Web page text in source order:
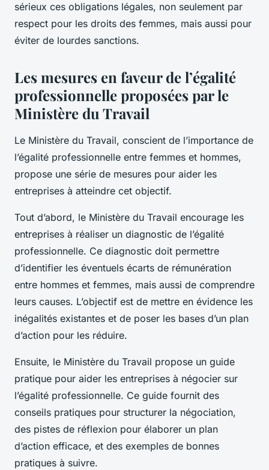
sérieux ces obligations légales, non seulement par
respect pour les droits des femmes, mais aussi pour
éviter de lourdes sanctions.
Les mesures en faveur de l’égalité
professionnelle proposées par le
Ministère du Travail
Le Ministère du Travail, conscient de l’importance de
l’égalité professionnelle entre femmes et hommes,
propose une série de mesures pour aider les
entreprises à atteindre cet objectif.
Tout d’abord, le Ministère du Travail encourage les
entreprises à réaliser un diagnostic de l’égalité
professionnelle. Ce diagnostic doit permettre
d’identifier les éventuels écarts de rémunération
entre hommes et femmes, mais aussi de comprendre
leurs causes. L’objectif est de mettre en évidence les
inégalités existantes et de poser les bases d’un plan
d’action pour les réduire.
Ensuite, le Ministère du Travail propose un guide
pratique pour aider les entreprises à négocier sur
l’égalité professionnelle. Ce guide fournit des
conseils pratiques pour structurer la négociation,
des pistes de réflexion pour élaborer un plan
d’action efficace, et des exemples de bonnes
pratiques à suivre.